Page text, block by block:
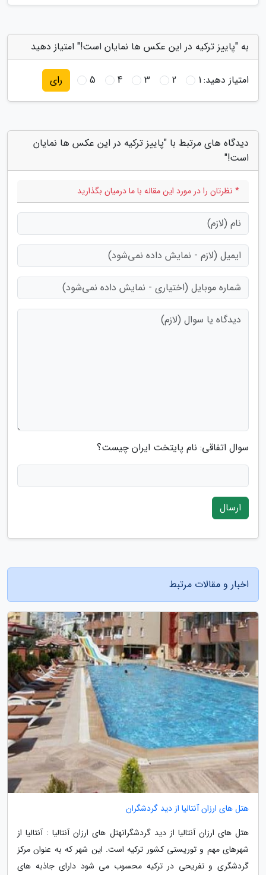
به "پاییز ترکیه در این عکس ها نمایان است!" امتیاز دهید
امتیاز دهید:1
2
3
4
5 رای
دیدگاه های مرتبط با "پاییز ترکیه در این عکس ها نمایان
است!"
* نظرتان را در مورد این مقاله با ما درمیان بگذارید
سوال اتفاقی: نام پایتخت ایران چیست؟
ارسال
اخبار و مقالات مرتبط
هتل های ارزان آنتالیا از دید گردشگران
هتل های ارزان آنتالیا از دید گردشگرانهتل های ارزان آنتالیا : آنتالیا از
شهرهای مهم و توریستی کشور ترکیه است. این شهر که به عنوان مرکز
گردشگری و تفریحی در ترکیه محسوب می شود دارای جاذبه های